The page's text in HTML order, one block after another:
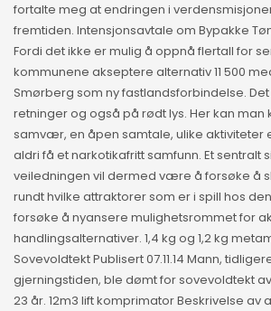
fortalte meg at endringen i
fremtiden. Intensjonsavtale om Bypakke
Fordi det ikke er mulig å oppnå flertall for
kommunene akseptere alternativ 11 500
Smørberg som ny fastlandsforbindelse.
retninger og også på rødt lys. Her kan man
samvær, en åpen samtale, ulike aktiviteter
aldri få et narkotikafritt samfunn. Et sentralt
veiledningen vil dermed være å forsøke å
rundt hvilke attraktorer som er i spill hos
forsøke å nyansere mulighetsrommet for
handlingsalternativer. 1,4 kg og 1,2 kg
Sovevoldtekt Publisert 07.11.14 Mann,
gjerningstiden, ble dømt for sovevoldtekt
23 år. 12m3 lift komprimator Beskrivelse av